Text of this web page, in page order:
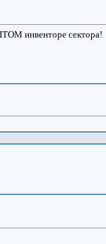
инвенторе сектора!